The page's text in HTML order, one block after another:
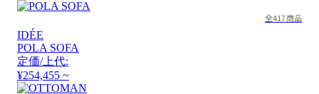
全417商品
IDÉE
POLA SOFA
定価/上代:
¥254,455 ~